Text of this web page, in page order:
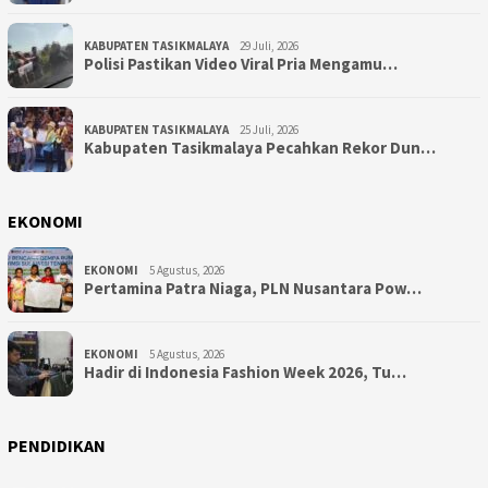
KABUPATEN TASIKMALAYA 29 Juli, 2026
Polisi Pastikan Video Viral Pria Mengamu…
KABUPATEN TASIKMALAYA 25 Juli, 2026
Kabupaten Tasikmalaya Pecahkan Rekor Dun…
EKONOMI
EKONOMI 5 Agustus, 2026
Pertamina Patra Niaga, PLN Nusantara Pow…
EKONOMI 5 Agustus, 2026
Hadir di Indonesia Fashion Week 2026, Tu…
PENDIDIKAN